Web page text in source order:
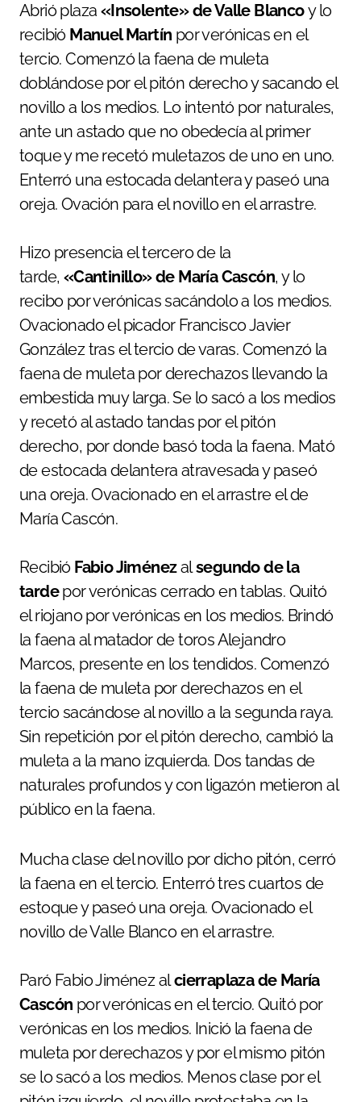
Abrió plaza «Insolente» de Valle Blancoy lo
recibió Manuel Martín por verónicas en el
tercio. Comenzó la faena de muleta
doblándose por el pitón derecho y sacando el
novillo a los medios. Lo intentó por naturales,
ante un astado que no obedecía al primer
toque y me recetó muletazos de uno en uno.
Enterró una estocada delantera y paseó una
oreja. Ovación para el novillo en el arrastre.
Hizo presencia el tercero de la
tarde, «Cantinillo» de María Cascón, y lo
recibo por verónicas sacándolo a los medios.
Ovacionado el picador Francisco Javier
González tras el tercio de varas. Comenzó la
faena de muleta por derechazos llevando la
embestida muy larga. Se lo sacó a los medios
y recetó al astado tandas por el pitón
derecho, por donde basó toda la faena. Mató
de estocada delantera atravesada y paseó
una oreja. Ovacionado en el arrastre el de
María Cascón.
Recibió Fabio Jiménezalsegundo de la
tardepor verónicas cerrado en tablas. Quitó
el riojano por verónicas en los medios. Brindó
la faena al matador de toros Alejandro
Marcos, presente en los tendidos. Comenzó
la faena de muleta por derechazos en el
tercio sacándose al novillo a la segunda raya.
Sin repetición por el pitón derecho, cambió la
muleta a la mano izquierda. Dos tandas de
naturales profundos y con ligazón metieron al
público en la faena.
Mucha clase del novillo por dicho pitón, cerró
la faena en el tercio. Enterró tres cuartos de
estoque y paseó una oreja. Ovacionado el
novillo de Valle Blanco en el arrastre.
Paró Fabio Jiménez alcierraplaza de María
Cascón por verónicas en el tercio. Quitó por
verónicas en los medios. Inició la faena de
muleta por derechazos y por el mismo pitón
se lo sacó a los medios. Menos clase por el